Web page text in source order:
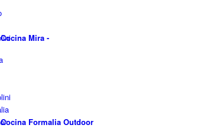
Cocina Mira -
Cocina Formalia Outdoor